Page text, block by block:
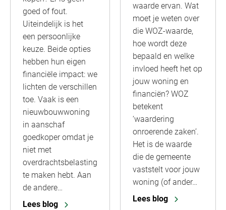
goed of fout.
Uiteindelijk is het
een persoonlijke
keuze. Beide opties
hebben hun eigen
financiële impact: we
lichten de verschillen
toe. Vaak is een
nieuwbouwwoning
in aanschaf
goedkoper omdat je
niet met
overdrachtsbelasting
te maken hebt. Aan
de andere…
Lees blog
waarde ervan. Wat
moet je weten over
die WOZ-waarde,
hoe wordt deze
bepaald en welke
invloed heeft het op
jouw woning en
financiën? WOZ
betekent
‘waardering
onroerende zaken’.
Het is de waarde
die de gemeente
vaststelt voor jouw
woning (of ander…
Lees blog